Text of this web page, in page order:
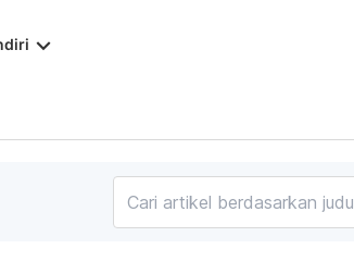
keyboard_arrow_down